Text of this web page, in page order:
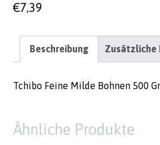
€7,39
Beschreibung Zusätzliche
Tchibo Feine Milde Bohnen 500
Ähnliche Produkte